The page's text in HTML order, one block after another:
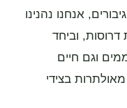
אנחנו נהנינו
דרוסות, וביחד
וגם חיים
בצידי